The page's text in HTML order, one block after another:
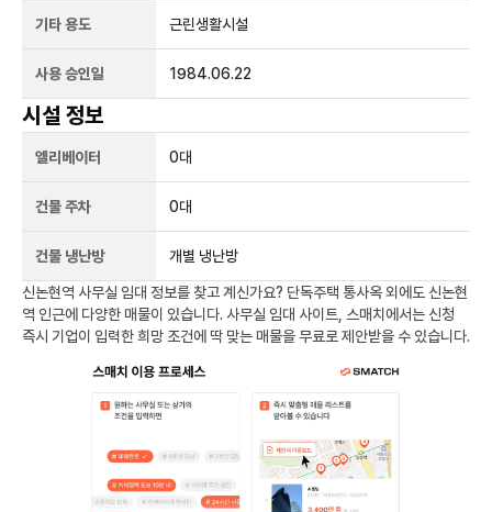
기타 용도 근린생활시설
사용 승인일 1984.06.22
시설 정보
엘리베이터 0대
건물 주차 0대
건물 냉난방 개별 냉난방
신논현역 사무실 임대 정보를 찾고 계신가요? 단독주택 통사옥외에도 신논현
역 인근에 다양한 매물이 있습니다. 사무실 임대 사이트, 스매치에서는 신청
즉시 기업이 입력한 희망 조건에 딱 맞는 매물을 무료로 제안받을 수 있습니다.